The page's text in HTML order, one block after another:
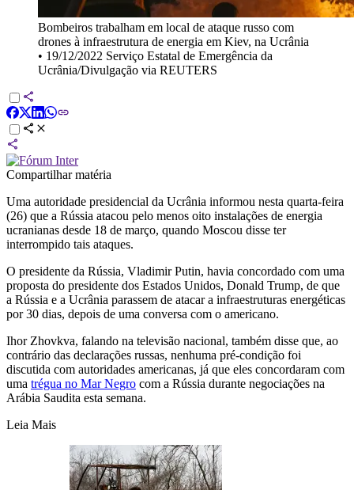
Bombeiros trabalham em local de ataque russo com
drones à infraestrutura de energia em Kiev, na Ucrânia
• 19/12/2022 Serviço Estatal de Emergência da
Ucrânia/Divulgação via REUTERS
Compartilhar matéria
Uma autoridade presidencial da Ucrânia informou nesta quarta-feira
(26) que a Rússia atacou pelo menos oito instalações de energia
ucranianas desde 18 de março, quando Moscou disse ter
interrompido tais ataques.
O presidente da Rússia, Vladimir Putin, havia concordado com uma
proposta do presidente dos Estados Unidos, Donald Trump, de que
a Rússia e a Ucrânia parassem de atacar a infraestruturas energéticas
por 30 dias, depois de uma conversa com o americano.
Ihor Zhovkva, falando na televisão nacional, também disse que, ao
contrário das declarações russas, nenhuma pré-condição foi
discutida com autoridades americanas, já que eles concordaram com
uma trégua no Mar Negro com a Rússia durante negociações na
Arábia Saudita esta semana.
Leia Mais